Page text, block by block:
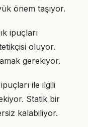
önem taşıyor.
ipuçları
oluyor.
gerekiyor.
ile ilgili
Statik bir
kalabiliyor.